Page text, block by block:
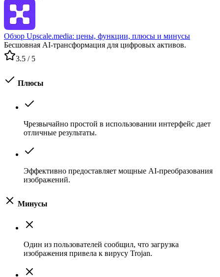
Обзор Upscale.media: цены, функции, плюсы и минусы
Бесшовная AI-трансформация для цифровых активов.
3.5 / 5
Плюсы
Чрезвычайно простой в использовании интерфейс дает
отличные результаты.
Эффективно предоставляет мощные AI-преобразования
изображений.
Минусы
Один из пользователей сообщил, что загрузка
изображения привела к вирусу Trojan.